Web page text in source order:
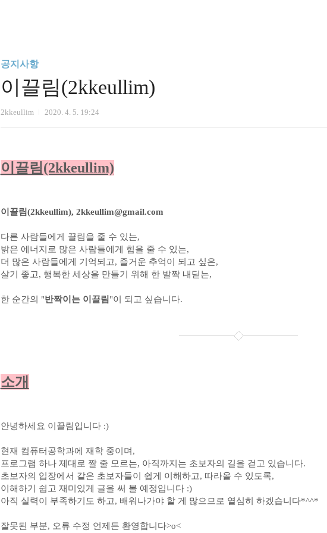
공지사항
이끌림(2kkeullim)
2kkeullim 2020. 4. 5. 19:24
이끌림(2kkeullim)
이끌림(2kkeullim), 2kkeullim@gmail.com
다른 사람들에게 끌림을 줄 수 있는,
밝은 에너지로 많은 사람들에게 힘을 줄 수 있는,
더 많은 사람들에게 기억되고, 즐거운 추억이 되고 싶은,
살기 좋고, 행복한 세상을 만들기 위해 한 발짝 내딛는,
한 순간의 "반짝이는 이끌림 "이 되고 싶습니다.
소개
안녕하세요 이끌림입니다 :)
현재 컴퓨터공학과에 재학 중이며,
프로그램 하나 제대로 짤 줄 모르는, 아직까지는 초보자의 길을 걷고 있습니다.
초보자의 입장에서 같은 초보자들이 쉽게 이해하고, 따라올 수 있도록,
이해하기 쉽고 재미있게 글을 써 볼 예정입니다 :)
아직 실력이 부족하기도 하고, 배워나가야 할 게 많으므로 열심히 하겠습니다*^^*
잘못된 부분, 오류 수정 언제든 환영합니다>o<